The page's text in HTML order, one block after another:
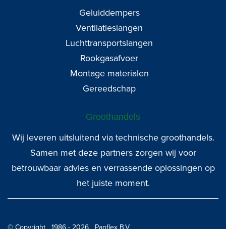
Geluiddempers
Ventilatieslangen
Luchttransportslangen
Rookgasafvoer
Montage materialen
Gereedschap
Groothandels
Wij leveren uitsluitend via technische groothandels.
Samen met deze partners zorgen wij voor
betrouwbaar advies en verrassende oplossingen op
het juiste moment.